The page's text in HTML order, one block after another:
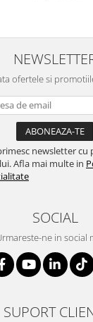
ofertele si
newsletter
Afla mai multe in
SOCIAL
ne in social
SUPORT